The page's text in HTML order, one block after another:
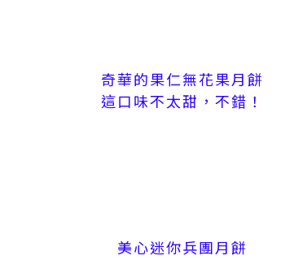
奇華的果仁無花果月餅
這口味不太甜，不錯！
美心迷你兵團月餅